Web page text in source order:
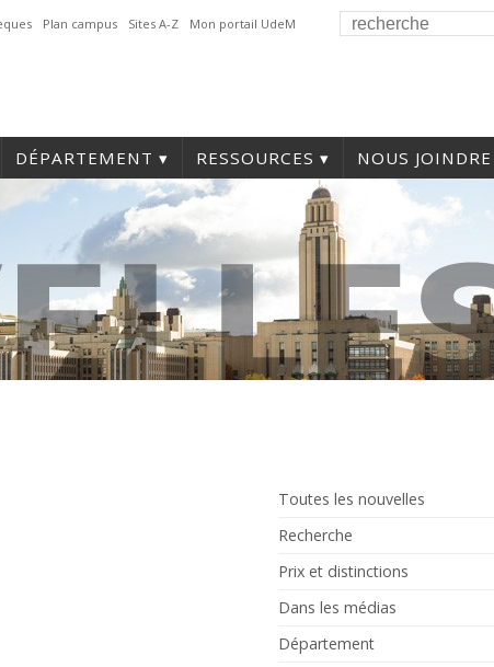
Plan campus Sites A-Z Mon portail UdeM
DÉPARTEMENT RESSOURCES NOUS JOINDRE
Toutes les nouvelles
Recherche
Prix et distinctions
Dans les médias
Département